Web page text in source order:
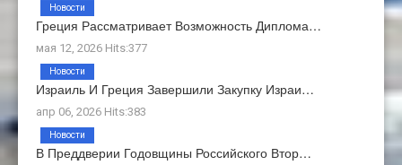
Греция Рассматривает Возможность Диплома…
мая 12, 2026 Hits:377
Новости
Израиль И Греция Завершили Закупку Израи…
апр 06, 2026 Hits:383
Новости
В Преддверии Годовщины Российского Втор…
Новости